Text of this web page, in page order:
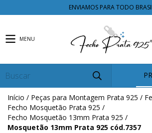
ENVIAMOS PARA TODO
MENU
Início / Peças para Montagem Prata 925 /
Fecho Mosquetão Prata 925 /
Fecho Mosquetão 13mm Prata 925 /
Mosquetão 13mm Prata 925 cód.7357